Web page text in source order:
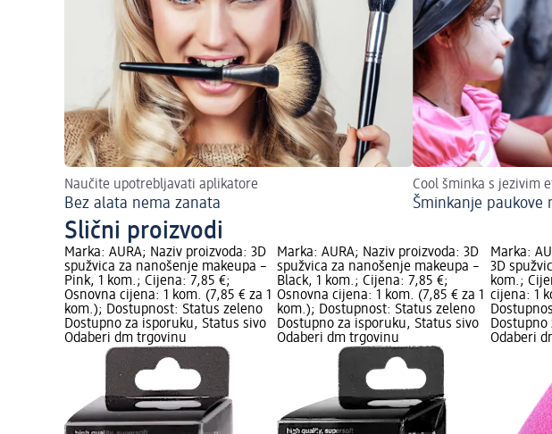
Naučite upotrebljavati aplikatore
Bez alata nema zanata
Cool šminka s jezivim
Šminkanje paukove
Slični proizvodi
Marka: AURA; Naziv proizvoda: 3D
spužvica za nanošenje makeupa –
Pink, 1 kom.; Cijena: 7,85 €;
Osnovna cijena: 1 kom. (7,85 € za 1
kom.); Dostupnost: Status zeleno
Dostupno za isporuku, Status sivo
Odaberi dm trgovinu
Marka: AURA; Naziv proizvoda: 3D
spužvica za nanošenje makeupa –
Black, 1 kom.; Cijena: 7,85 €;
Osnovna cijena: 1 kom. (7,85 € za 1
kom.); Dostupnost: Status zeleno
Dostupno za isporuku, Status sivo
Odaberi dm trgovinu
Marka:
3D
kom.;
cijena: 1
Odaberi